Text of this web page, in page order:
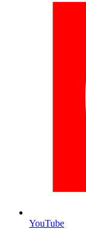
YouTube